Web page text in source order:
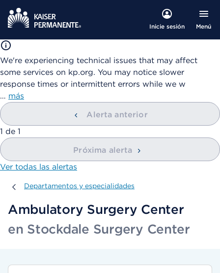
Inicie sesión Menú
We're experiencing technical issues that may affect
some services on kp.org. You may notice slower
response times or intermittent errors while we w
… más
Alerta anterior
mostrando
1 de 1
Próxima alerta
Ver todas las alertas
Departamentos y especialidades
Departamentos y especialidades
Ambulatory Surgery Center
en Stockdale Surgery Center